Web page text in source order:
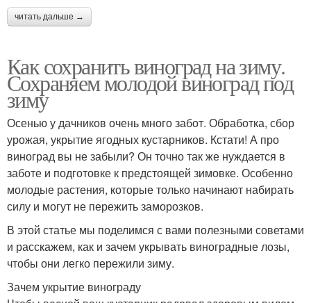
читать дальше →
Как сохранить виноград на зиму.
Сохраняем молодой виноград под
зиму
Осенью у дачников очень много забот. Обработка, сбор
урожая, укрытие ягодных кустарников. Кстати! А про
виноград вы не забыли? Он точно так же нуждается в
заботе и подготовке к предстоящей зимовке. Особенно
молодые растения, которые только начинают набирать
силу и могут не пережить заморозков.
В этой статье мы поделимся с вами полезными советами
и расскажем, как и зачем укрывать виноградные лозы,
чтобы они легко пережили зиму.
Зачем укрытие винограду